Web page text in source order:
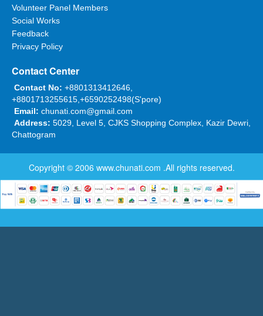
Volunteer Panel Members
Social Works
Feedback
Privacy Policy
Contact Center
Contact No: +8801313412646,
+8801713255615,+6590252498(S'pore)
Email: chunati.com@gmail.com
Address: 5029, Level 5, CJKS Shopping Complex, Kazir Dewri,
Chattogram
Copyright © 2006 www.chunati.com .All rights reserved.